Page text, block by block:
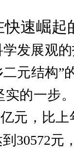
速崛起
发展观
元结构”
实的一步
亿元，比上
30572元